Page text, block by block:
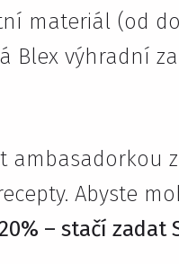
materiál (od
Blex výhradní
Abyste
– stačí zadat